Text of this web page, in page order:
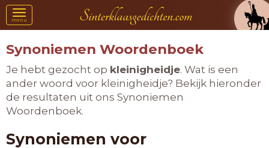
Toggle
navigation
menu
Synoniemen Woordenboek
Je hebt gezocht op kleinigheidje. Wat is een
ander woord voor kleinigheidje? Bekijk hieronder
de resultaten uit ons Synoniemen
Woordenboek.
Synoniemen voor